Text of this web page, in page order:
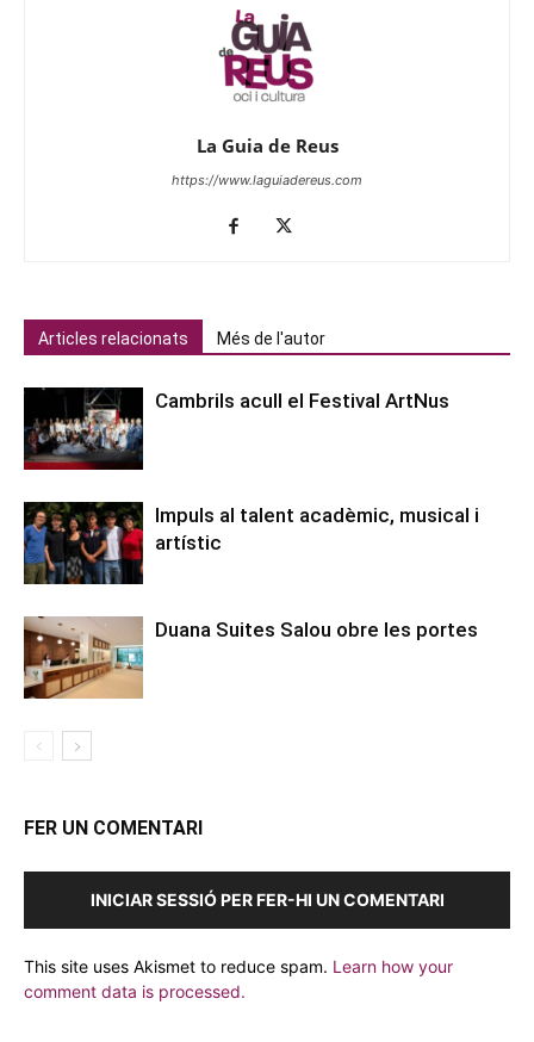
La Guia de Reus
https://www.laguiadereus.com
Articles relacionats Més de l'autor
Cambrils acull el Festival ArtNus
Impuls al talent acadèmic, musical i
artístic
Duana Suites Salou obre les portes
FER UN COMENTARI
INICIAR SESSIÓ PER FER-HI UN COMENTARI
This site uses Akismet to reduce spam. Learn how your
comment data is processed.